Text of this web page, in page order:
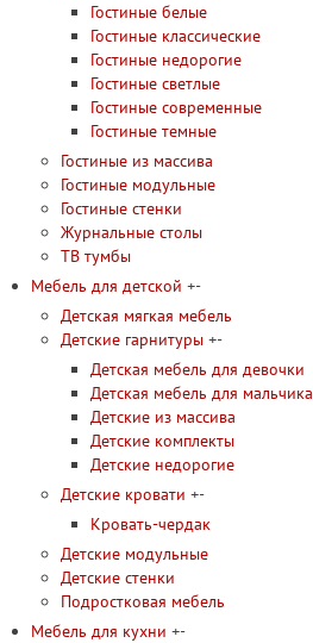
Гостиные белые
Гостиные классические
Гостиные недорогие
Гостиные светлые
Гостиные современные
Гостиные темные
Гостиные из массива
Гостиные модульные
Гостиные стенки
Журнальные столы
ТВ тумбы
Мебель для детской +-
Детская мягкая мебель
Детские гарнитуры +-
Детская мебель для девочки
Детская мебель для мальчика
Детские из массива
Детские комплекты
Детские недорогие
Детские кровати +-
Кровать-чердак
Детские модульные
Детские стенки
Подростковая мебель
Мебель для кухни +-